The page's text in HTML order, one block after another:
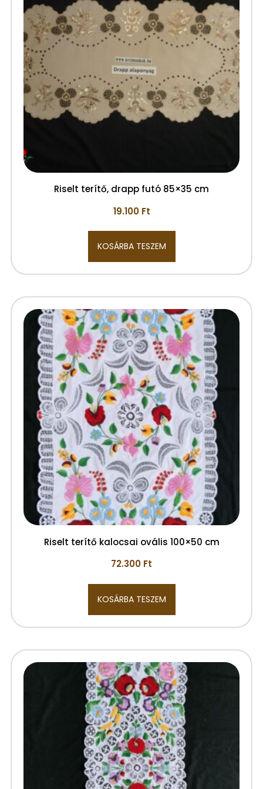
Riselt terítő, drapp futó 85×35 cm
19.100 Ft
KOSÁRBA TESZEM
Riselt terítő kalocsai ovális 100×50 cm
72.300 Ft
KOSÁRBA TESZEM